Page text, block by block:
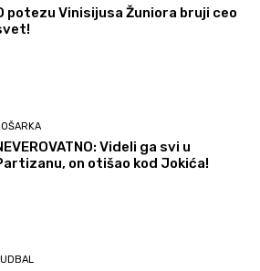
potezu Vinisijusa Žuniora bruji ceo
Videli ga svi u
on otišao kod Jokića!